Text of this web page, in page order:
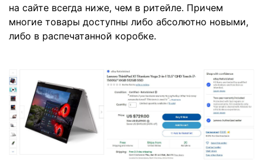
на сайте всегда ниже, чем в ритейле. Причем
многие товары доступны либо абсолютно новыми,
либо в распечатанной коробке.